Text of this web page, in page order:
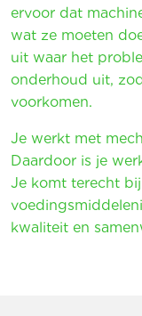
ervoor dat
wat ze moeten
uit waar het
onderhoud uit,
voorkomen.
Je werkt met
Daardoor is je
Je komt terecht
kwaliteit en